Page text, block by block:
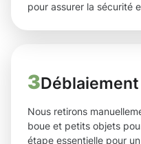
pour assurer la sécurité
3
Nous retirons
boue et petits objets
étape essentielle pour